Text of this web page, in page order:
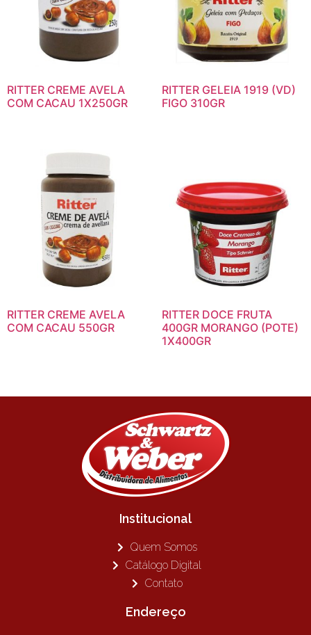
RITTER CREME AVELA
COM CACAU 1X250GR
RITTER GELEIA 1919 (VD)
FIGO 310GR
RITTER CREME AVELA
COM CACAU 550GR
RITTER DOCE FRUTA
400GR MORANGO (POTE)
1X400GR
Institucional
Quem Somos
Catálogo Digital
Contato
Endereço